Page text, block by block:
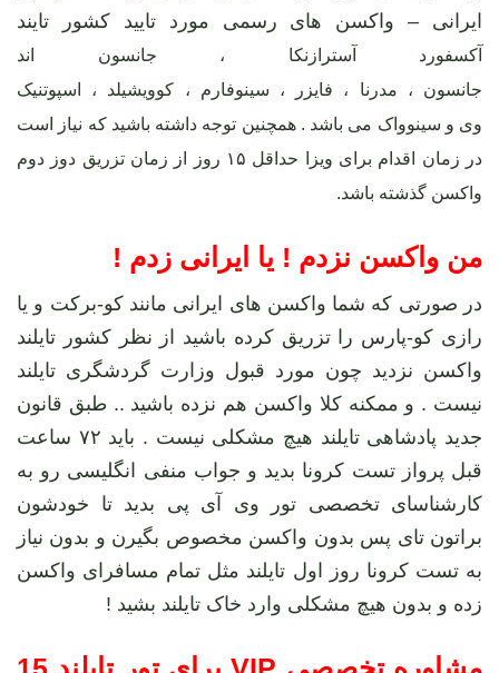
ایرانی – واکسن های رسمی مورد تایید کشور تایند
آکسفورد آسترازنکا ، جانسون اند
جانسون ، مدرنا ، فایزر ، سینوفارم ، کوویشیلد ،
اسپوتنیک
وی و سینوواک می باشد . همچنین توجه داشته باشید که نیاز است
در زمان اقدام برای ویزا حداقل ۱۵ روز از زمان تزریق دوز دوم
واکسن گذشته باشد.
من واکسن نزدم ! یا ایرانی زدم !
در صورتی که شما واکسن های ایرانی مانند کو-برکت و یا
رازی کو-پارس را تزریق کرده باشید از نظر کشور تایلند
واکسن نزدید چون مورد قبول وزارت گردشگری تایلند
نیست . و ممکنه کلا واکسن هم نزده باشید .. طبق قانون
جدید پادشاهی تایلند هیچ مشکلی نیست . باید ۷۲ ساعت
قبل پرواز تست کرونا بدید و جواب منفی انگلیسی رو به
کارشناسای تخصصی تور وی آی پی بدید تا خودشون
براتون تای پس بدون واکسن مخصوص بگیرن و بدون نیاز
به تست کرونا روز اول تایلند مثل تمام مسافرای واکسن
زده و بدون هیچ مشکلی وارد خاک تایلند بشید !